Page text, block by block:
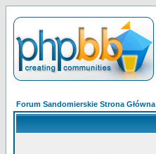
Forum Sandomierskie Strona Główna